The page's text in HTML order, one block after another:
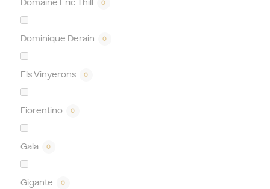
Domaine Eric Thill 0
Dominique Derain 0
Els Vinyerons 0
Fiorentino 0
Gala 0
Gigante 0